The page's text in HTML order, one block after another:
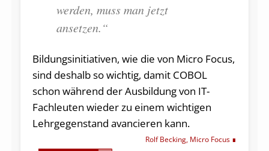
werden, muss man jetzt
ansetzen.“
Bildungsinitiativen, wie die von Micro Focus,
sind deshalb so wichtig, damit COBOL
schon während der Ausbildung von IT-
Fachleuten wieder zu einem wichtigen
Lehrgegenstand avancieren kann.
Rolf Becking, Micro Focus